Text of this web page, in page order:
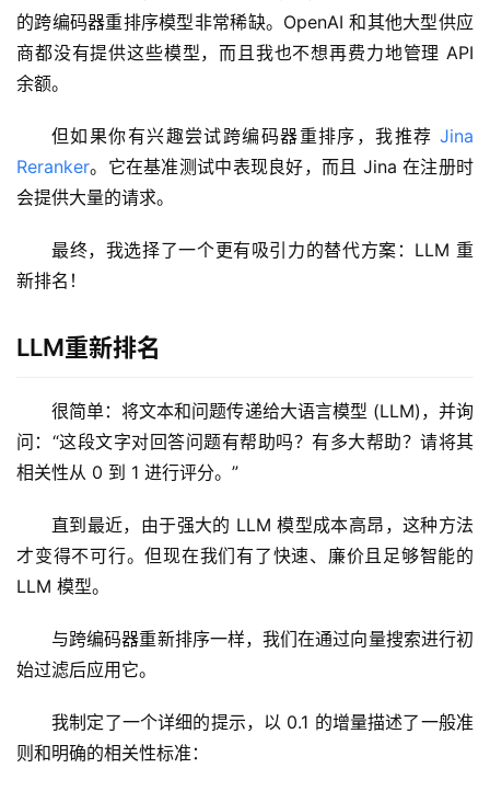
的跨编码器重排序模型非常稀缺。OpenAI 和其他大型供应
商都没有提供这些模型，而且我也不想再费力地管理 API
余额。
但如果你有兴趣尝试跨编码器重排序，我推荐 Jina
Reranker。它在基准测试中表现良好，而且 Jina 在注册时
会提供大量的请求。
最终，我选择了一个更有吸引力的替代方案：LLM 重
新排名！
LLM重新排名
很简单：将文本和问题传递给大语言模型 (LLM)，并询
问：“这段文字对回答问题有帮助吗？有多大帮助？请将其
相关性从 0 到 1 进行评分。”
直到最近，由于强大的 LLM 模型成本高昂，这种方法
才变得不可行。但现在我们有了快速、廉价且足够智能的
LLM 模型。
与跨编码器重新排序一样，我们在通过向量搜索进行初
始过滤后应用它。
我制定了一个详细的提示，以 0.1 的增量描述了一般准
则和明确的相关性标准：